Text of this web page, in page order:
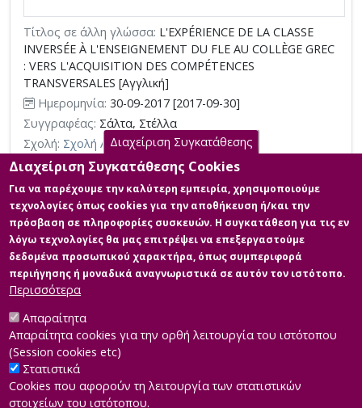
Τίτλος σε άλλη γλώσσα: L'EXPÉRIENCE DE LA CLASSE
INVERSÉE À L'ENSEIGNEMENT DU FLE AU COLLÈGE GREC
: VERS L'ACQUISITION DES COMPÉTENCES
TRANSVERSALES [Αγγλική]
Ημερομηνία: 30-09-2017 [2017-09-30]
Συγγραφέας: Σάλτα, Στέλλα
Σχολή: Σχολή Ανθρωπιστικών Επιστημών
Τμήμα: Διδακτική της Γαλλικής ως Ξένης Γλώσσας (ΓΑΛ)
Περίληψη (Abstract):
Δεν είναι δυνατόν στην εποχή μας να
προσποιούμαστε ότι ζούμε σε μια κοινωνία στάσιμη. Τα πάντα
βρίσκονται σε συνεχή εξέλιξη, η οποία οφείλεται στο τεχνολογικό
και ψηφιακό ρεύμα. Την ίδια στιγμή, το σχολικό σύστημα
συνεχίζει να ακολουθεί κλασικές διδακτικές μεθόδους
παράδοσης, οι οποίες εισάγουν ελάχιστα τα ψηφιακά μέσα και
προσαρμόζονται όλο και λιγότερο στις εκπαιδευτικές ανάγκες και
στις δεξιότη...
Διαχείριση Συγκατάθεσης
Διαχείριση Συγκατάθεσης Cookies
Για να παρέχουμε την καλύτερη εμπειρία, χρησιμοποιούμε
τεχνολογίες όπως cookies για την αποθήκευση ή/και την
πρόσβαση σε πληροφορίες συσκευών. Η συγκατάθεση για τις εν
λόγω τεχνολογίες θα μας επιτρέψει να επεξεργαστούμε
δεδομένα προσωπικού χαρακτήρα, όπως συμπεριφορά
περιήγησης ή μοναδικά αναγνωριστικά σε αυτόν τον ιστότοπο.
Περισσότερα
Απαραίτητα
Απαραίτητα cookies για την ορθή λειτουργία του ιστότοπου
(Session cookies etc)
Στατιστικά
Cookies που αφορούν τη λειτουργία των στατιστικών
στοιχείων του ιστότοπου.